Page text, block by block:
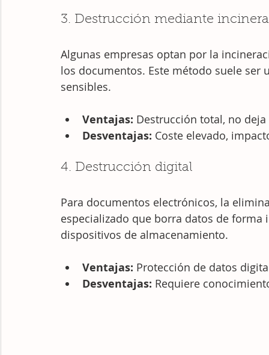
3. Destrucción mediante
Algunas empresas optan por la
los documentos. Este método suele
sensibles.
Ventajas: Destrucción total, no
Desventajas: Coste elevado,
4. Destrucción digital
Para documentos electrónicos, la
especializado que borra datos de
dispositivos de almacenamiento.
Ventajas: Protección de datos
Desventajas: Requiere